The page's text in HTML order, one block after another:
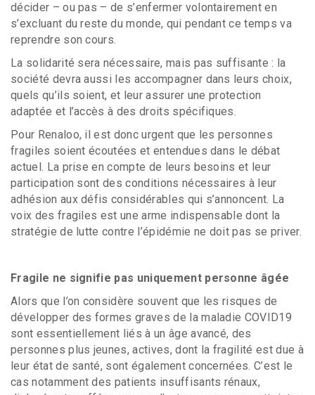
décider – ou pas – de s’enfermer volontairement en
s’excluant du reste du monde, qui pendant ce temps va
reprendre son cours.
La solidarité sera nécessaire, mais pas suffisante : la
société devra aussi les accompagner dans leurs choix,
quels qu’ils soient, et leur assurer une protection
adaptée et l’accès à des droits spécifiques.
Pour Renaloo, il est donc urgent que les personnes
fragiles soient écoutées et entendues dans le débat
actuel. La prise en compte de leurs besoins et leur
participation sont des conditions nécessaires à leur
adhésion aux défis considérables qui s’annoncent. La
voix des fragiles est une arme indispensable dont la
stratégie de lutte contre l’épidémie ne doit pas se priver.
Fragile ne signifie pas uniquement personne âgée
Alors que l’on considère souvent que les risques de
développer des formes graves de la maladie COVID19
sont essentiellement liés à un âge avancé, des
personnes plus jeunes, actives, dont la fragilité est due à
leur état de santé, sont également concernées. C’est le
cas notamment des patients insuffisants rénaux,